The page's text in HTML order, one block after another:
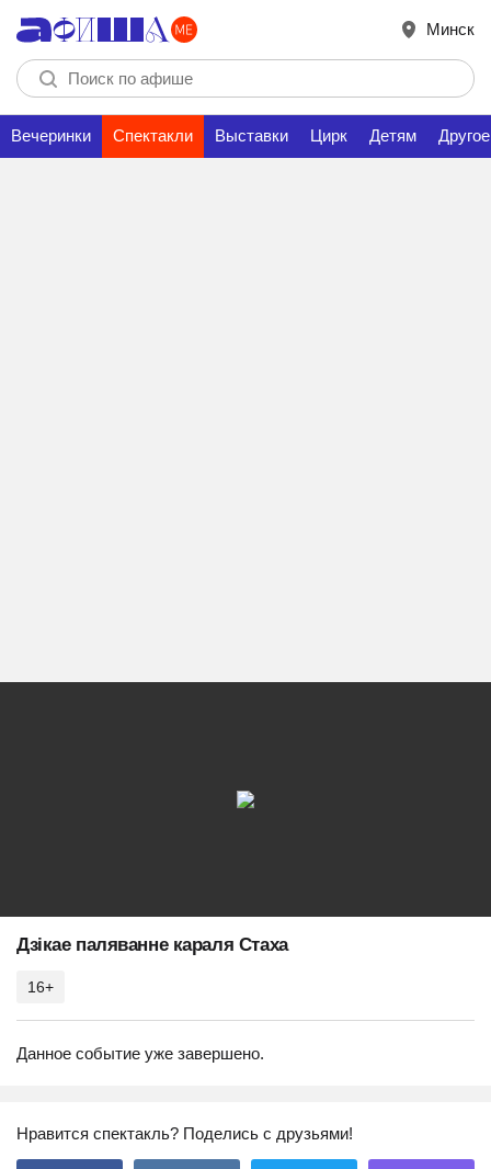
Минск
Вечеринки Спектакли Выставки Цирк Детям Другое
Дзiкае паляванне караля Стаха
16+
Данное событие уже завершено.
Нравится спектакль? Поделись с друзьями!